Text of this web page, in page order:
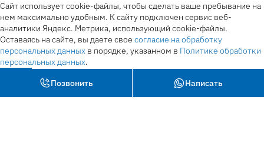
Позвонить Написать
Сайт использует cookie-файлы, чтобы сделать ваше пребывание на
нем максимально удобным. К cайту подключен сервис веб-
аналитики Яндекс. Метрика, использующий cookie-файлы.
Оставаясь на сайте, вы даете свое согласие на обработку
персональных данных в порядке, указанном в Политике обработки
персональных данных.